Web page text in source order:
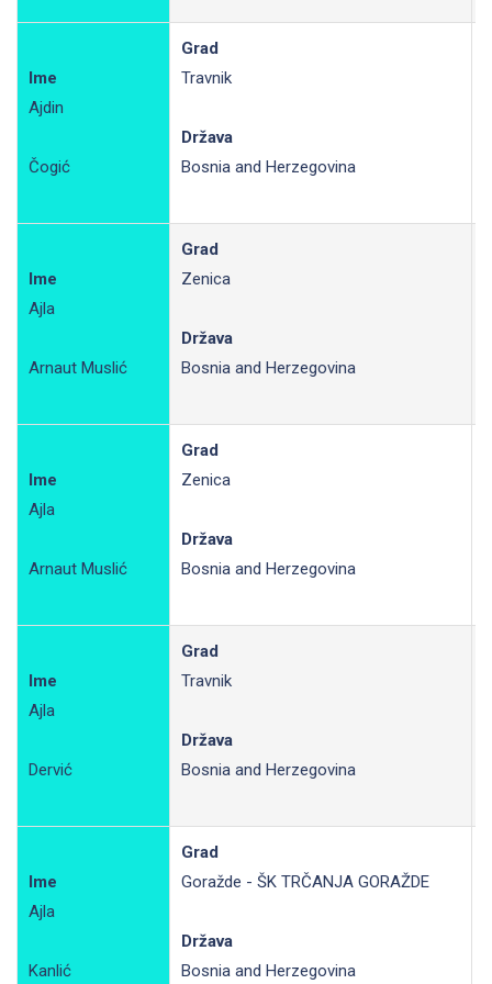
Ime
Ajdin
Čogić
Grad
Travnik
Država
Bosnia and Herzegovina
Ime
Ajla
Arnaut Muslić
Grad
Zenica
Država
Bosnia and Herzegovina
Ime
Ajla
Arnaut Muslić
Grad
Zenica
Država
Bosnia and Herzegovina
Ime
Ajla
Dervić
Grad
Travnik
Država
Bosnia and Herzegovina
Ime
Ajla
Kanlić
Grad
Goražde - ŠK TRČANJA GORAŽDE
Država
Bosnia and Herzegovina